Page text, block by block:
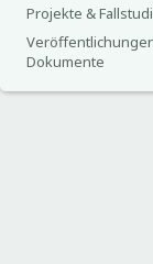
Projekte &
Dokumente